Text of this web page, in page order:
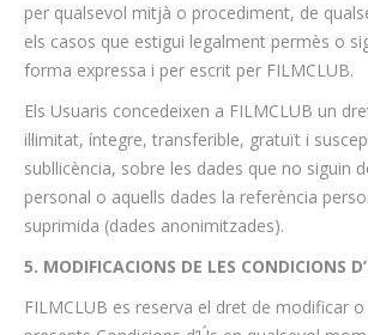
per qualsevol mitjà o procediment, de
els casos que estigui legalment permès o
forma expressa i per escrit per FILMCLUB.
Els Usuaris concedeixen a FILMCLUB un
il·limitat, íntegre, transferible, gratuït i
subllicència, sobre les dades que no siguin
personal o aquells dades la referència
suprimida (dades anonimitzades).
5. MODIFICACIONS DE LES CONDICIONS
FILMCLUB es reserva el dret de modificar